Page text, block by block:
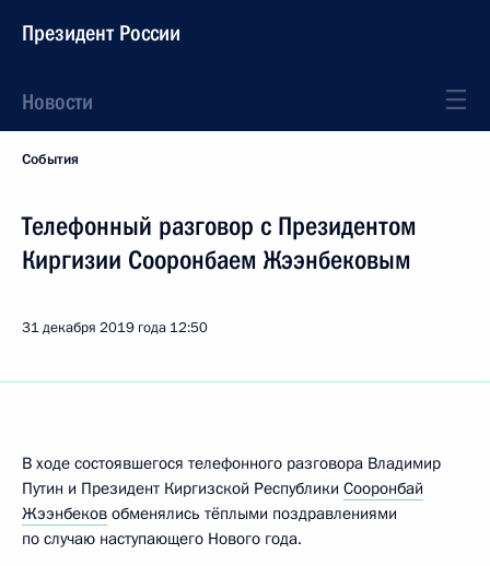
Президент России
Новости
События
Телефонный разговор с Президентом
Киргизии Сооронбаем Жээнбековым
31 декабря 2019 года 12:50
В ходе состоявшегося телефонного разговора Владимир
Путин и Президент Киргизской Республики Сооронбай
Жээнбеков обменялись тёплыми поздравлениями
по случаю наступающего Нового года.